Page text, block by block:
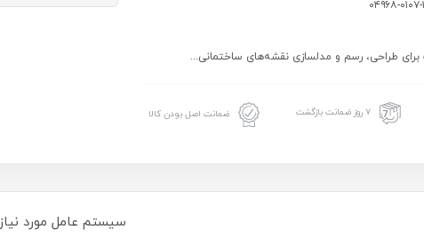
طراحی، رسم و مدلسازی نقشه‌های ساختمانی...
۷ روز ضمانت بازگشت ضمانت اصل بودن کالا
نقشه کشی سیستم عامل مورد نیاز